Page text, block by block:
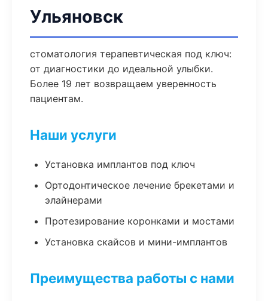
Ульяновск
стоматология терапевтическая под ключ:
от диагностики до идеальной улыбки.
Более 19 лет возвращаем уверенность
пациентам.
Наши услуги
Установка имплантов под ключ
Ортодонтическое лечение брекетами и
элайнерами
Протезирование коронками и мостами
Установка скайсов и мини-имплантов
Преимущества работы с нами